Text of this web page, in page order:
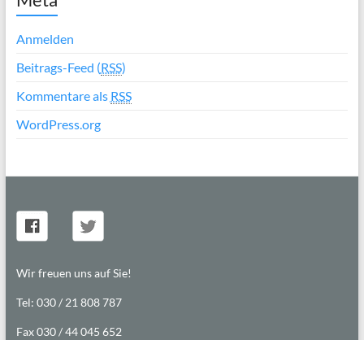
Anmelden
Beitrags-Feed (RSS)
Kommentare als RSS
WordPress.org
Wir freuen uns auf Sie!
Tel: 030 / 21 808 787
Fax 030 / 44 045 652